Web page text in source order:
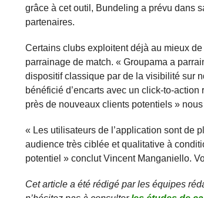
grâce à cet outil, Bundeling a prévu dans
partenaires.
Certains clubs exploitent déjà au mieux
parrainage de match. « Groupama a
dispositif classique par de la visibilité sur
bénéficié d’encarts avec un click-to-
près de nouveaux clients potentiels »
« Les utilisateurs de l’application sont de
audience très ciblée et qualitative à
potentiel » conclut Vincent Manganiello.
Cet article a été rédigé par les équipes